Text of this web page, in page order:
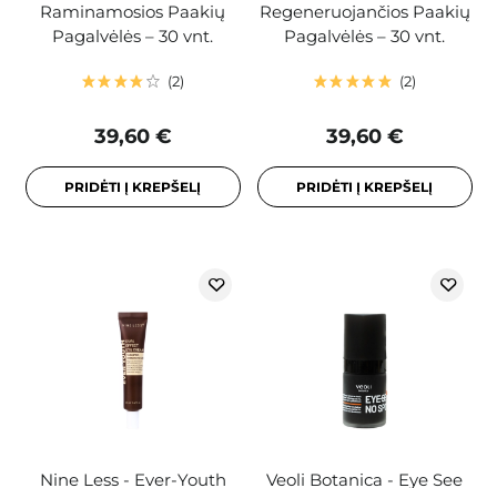
Raminamosios Paakių
Pagalvėlės – 30 vnt.
2
39,60 €
PRIDĖTI Į KREPŠELĮ
Regeneruojančios Paakių
Pagalvėlės – 30 vnt.
2
39,60 €
PRIDĖTI Į KREPŠELĮ
Nine Less - Ever-Youth Veoli Botanica - Eye See